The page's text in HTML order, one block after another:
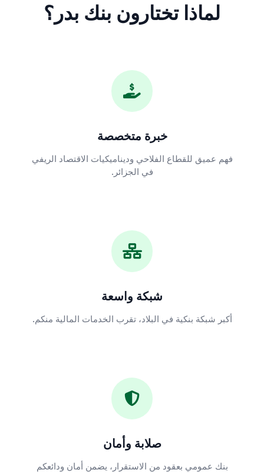
لماذا تختارون بنك بدر؟
خبرة متخصصة
فهم عميق للقطاع الفلاحي وديناميكيات الاقتصاد الريفي
في الجزائر.
شبكة واسعة
أكبر شبكة بنكية في البلاد، تقرب الخدمات المالية منكم.
صلابة وأمان
بنك عمومي بعقود من الاستقرار، يضمن أمان ودائعكم